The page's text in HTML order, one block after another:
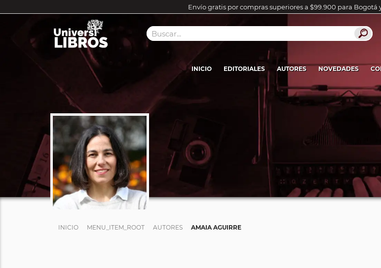
Envío gratis por compras superiores a $99.900 para Bogotá
INICIO EDITORIALES AUTORES NOVEDADES
INICIO MENU_ITEM_ROOT AUTORES AMAIA AGUIRRE